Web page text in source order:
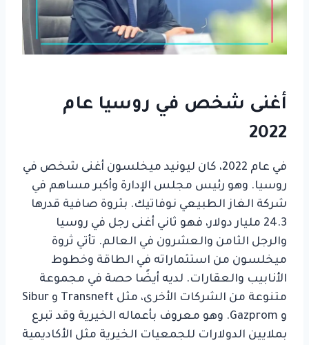
أغنى شخص في روسيا عام
2022
في عام 2022، كان ليونيد ميخلسون أغنى شخص في
روسيا. وهو رئيس مجلس الإدارة وأكبر مساهم في
شركة الغاز الطبيعي نوفاتيك. بثروة صافية قدرها
24.3 مليار دولار، فهو ثاني أغنى رجل في روسيا
والرجل الثامن والعشرون في العالم. تأتي ثروة
ميخلسون من استثماراته في الطاقة وخطوط
الأنابيب والعقارات. لديه أيضًا حصة في مجموعة
متنوعة من الشركات الأخرى، مثل Transneft و Sibur
و Gazprom. وهو معروف بأعماله الخيرية وقد تبرع
بملايين الدولارات للجمعيات الخيرية مثل الأكاديمية